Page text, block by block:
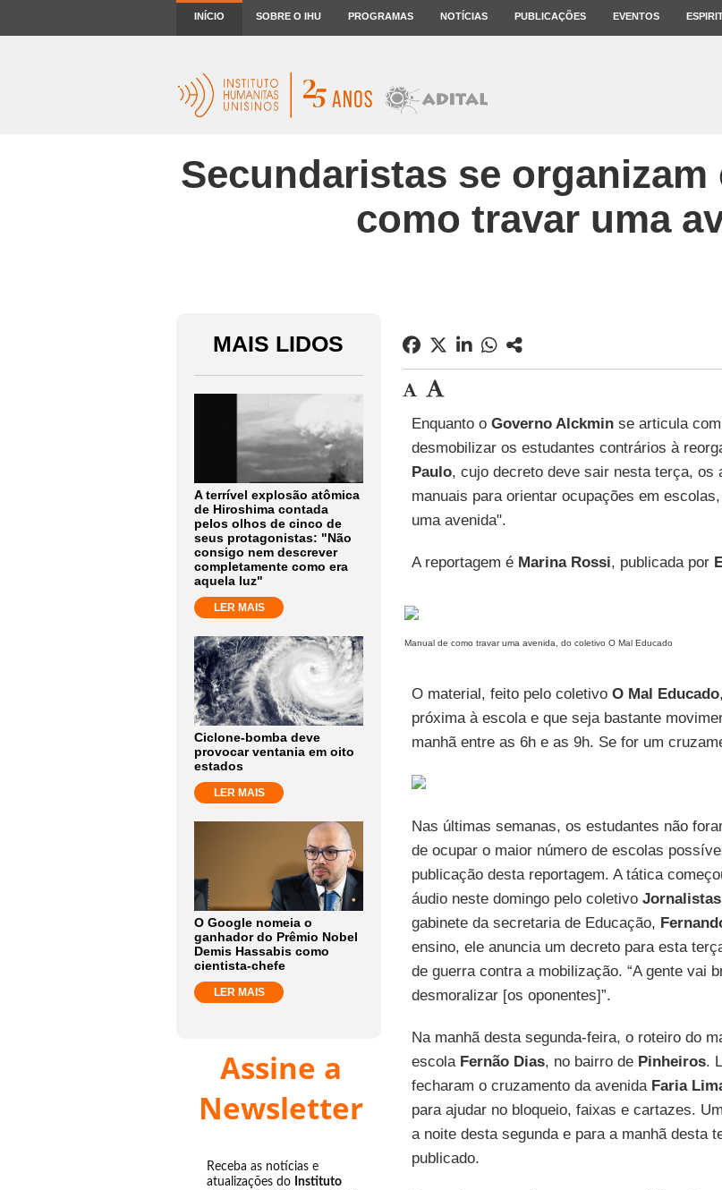
INÍCIO SOBRE O IHU PROGRAMAS NOTÍCIAS PUBLICAÇÕES EVENTOS
Secundaristas se organizam
como travar uma
MAIS LIDOS
A terrível explosão atômica
de Hiroshima contada
pelos olhos de cinco de
seus protagonistas: "Não
consigo nem descrever
completamente como era
aquela luz"
LER MAIS
Ciclone-bomba deve
provocar ventania em oito
estados
LER MAIS
O Google nomeia o
ganhador do Prêmio Nobel
Demis Hassabis como
cientista-chefe
LER MAIS
Assine a
Newsletter
Receba as notícias e
atualizações do Instituto
Enquanto o Governo Alckminse articula com
desmobilizar os estudantes contrários à
Paulo, cujo decreto deve sair nesta terça, os
manuais para orientar ocupações em
uma avenida".
A reportagem é Marina Rossi, publicada por
Manual de como travar uma avenida, do coletivo O Mal Educado
O material, feito pelo coletivo O Mal Educado
próxima à escola e que seja bastante
manhã entre as 6h e as 9h. Se for um
Nas últimas semanas, os estudantes não
de ocupar o maior número de escolas
publicação desta reportagem. A tática
áudio neste domingo pelo coletivo
gabinete da secretaria de Educação,
ensino, ele anuncia um decreto para esta
de guerra contra a mobilização. “A gente vai
desmoralizar [os oponentes]”.
Na manhã desta segunda-feira, o roteiro do
escola Fernão Dias, no bairro de Pinheiros.
fecharam o cruzamento da avenida Faria
para ajudar no bloqueio, faixas e cartazes.
a noite desta segunda e para a manhã desta
publicado.